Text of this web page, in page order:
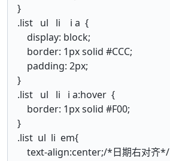
}
.list ul li i a {
display: block;
border: 1px solid #CCC;
padding: 2px;
}
.list ul li i a:hover {
border: 1px solid #F00;
}
.list ul li em{
text-align:center;/*日期右对齐*/